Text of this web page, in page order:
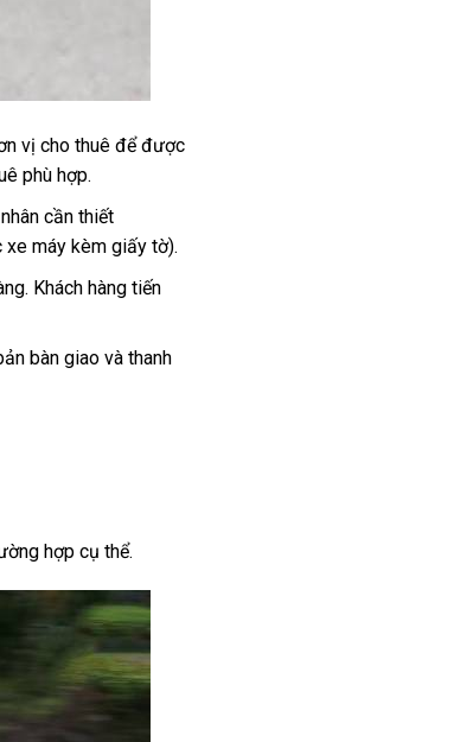
vị cho thuê để được
phù hợp.
cần thiết
xe máy kèm giấy tờ).
Khách hàng tiến
bàn giao và thanh
hợp cụ thể.